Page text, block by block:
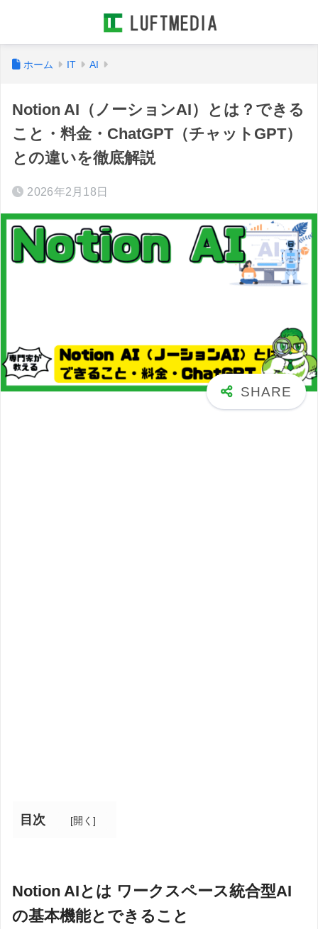
ホーム IT AI
Notion AI（ノーションAI）とは？できる
こと・料金・ChatGPT（チャットGPT）
との違いを徹底解説
2026年2月18日
目次 [開く ]
Notion AIとは ワークスペース統合型AI
の基本機能とできること